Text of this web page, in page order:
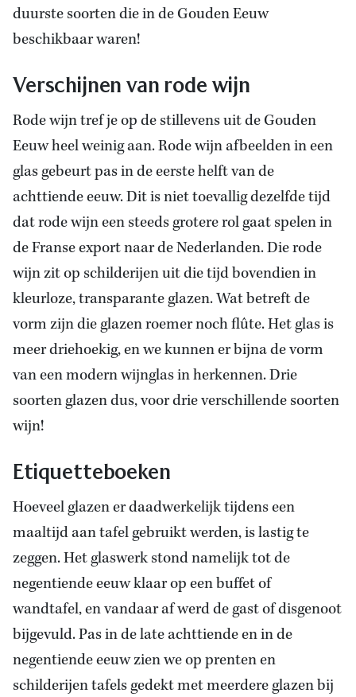
duurste soorten die in de Gouden Eeuw
beschikbaar waren!
Verschijnen van rode wijn
Rode wijn tref je op de stillevens uit de Gouden
Eeuw heel weinig aan. Rode wijn afbeelden in een
glas gebeurt pas in de eerste helft van de
achttiende eeuw. Dit is niet toevallig dezelfde tijd
dat rode wijn een steeds grotere rol gaat spelen in
de Franse export naar de Nederlanden. Die rode
wijn zit op schilderijen uit die tijd bovendien in
kleurloze, transparante glazen. Wat betreft de
vorm zijn die glazen roemer noch flûte. Het glas is
meer driehoekig, en we kunnen er bijna de vorm
van een modern wijnglas in herkennen. Drie
soorten glazen dus, voor drie verschillende soorten
wijn!
Etiquetteboeken
Hoeveel glazen er daadwerkelijk tijdens een
maaltijd aan tafel gebruikt werden, is lastig te
zeggen. Het glaswerk stond namelijk tot de
negentiende eeuw klaar op een buffet of
wandtafel, en vandaar af werd de gast of disgenoot
bijgevuld. Pas in de late achttiende en in de
negentiende eeuw zien we op prenten en
schilderijen tafels gedekt met meerdere glazen bij